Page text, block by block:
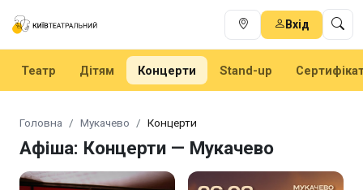
Вхід
Театр Дітям Концерти Stand-up
Головна Мукачево Концерти
Афіша: Концерти — Мукачево